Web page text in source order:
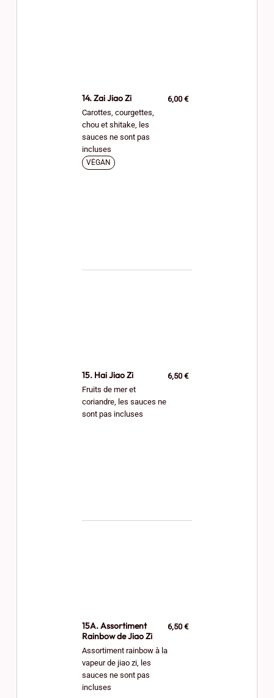
14. Zai Jiao Zi
Carottes, courgettes,
chou et shitake, les
sauces ne sont pas
incluses
VÉGAN
6,00 €
15. Hai Jiao Zi
Fruits de mer et
coriandre, les sauces ne
sont pas incluses
6,50 €
15A. Assortiment
Rainbow de Jiao Zi
Assortiment rainbow à la
vapeur de jiao zi, les
sauces ne sont pas
incluses
6,50 €